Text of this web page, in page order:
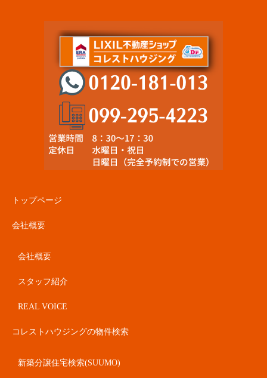
トップページ
会社概要
会社概要
スタッフ紹介
REAL VOICE
コレストハウジングの物件検索
新築分譲住宅検索(SUUMO)